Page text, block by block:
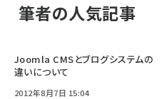
筆者の人気記事
Joomla CMSとブログシステムの
違いについて
2012年8月7日 15:04